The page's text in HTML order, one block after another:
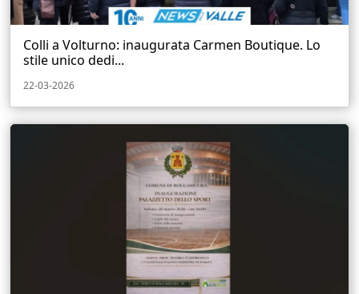
Colli a Volturno: inaugurata Carmen Boutique. Lo
stile unico dedi...
22-03-2026